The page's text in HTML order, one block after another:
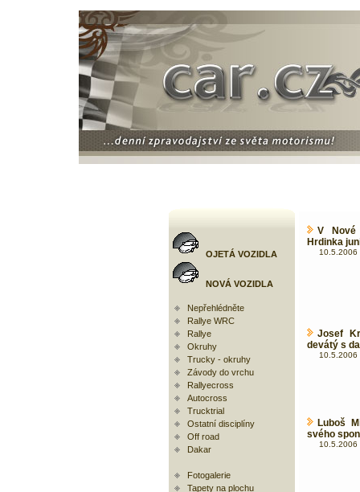
OJETÁ VOZIDLA
NOVÁ VOZIDLA
Nepřehlédněte
Rallye WRC
Rallye
Okruhy
Trucky - okruhy
Závody do vrchu
Rallyecross
Autocross
Trucktrial
Ostatní disciplíny
Off road
Dakar
Fotogalerie
Tapety na plochu
V Nové
Hrdinka
10.5.2006
Josef
devátý s
10.5.2006
Luboš
svého
10.5.2006